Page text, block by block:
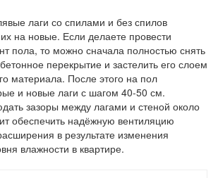
лаги со спилами и без спилов
на новые. Если делаете провести
пола, то можно сначала полностью снять
перекрытие и застелить его слоем
материала. После этого на пол
и новые лаги с шагом 40-50 см.
зазоры между лагами и стеной около
обеспечить надёжную вентиляцию
в результате изменения
влажности в квартире.